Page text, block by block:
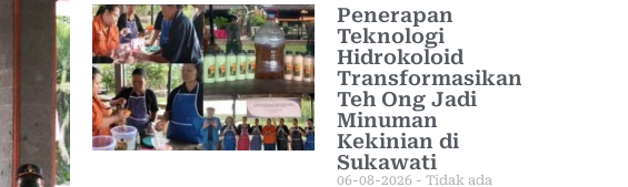
Penerapan
Teknologi
Hidrokoloid
Transformasikan
Teh Ong Jadi
Minuman
Kekinian di
Sukawati
06-08-2026
Tidak ada